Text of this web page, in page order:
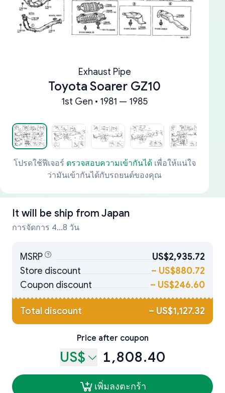
Exhaust Pipe
Toyota Soarer GZ10
1st Gen • 1981 — 1985
โปรดใช้ฟีเจอร์ ตรวจสอบความเข้ากันได้เพื่อให้แน่ใจ
ว่ามันเข้ากันได้กับรถยนต์ของคุณ
It will be ship from Japan
การจัดการ 4...8 วัน
MSRP
US$2,935.72
Store discount
– US$880.72
Coupon discount
– US$246.60
Total discount – US$1,127.32
Price after coupon
US$ 1,808.40
เพิ่มลงตะกร้า